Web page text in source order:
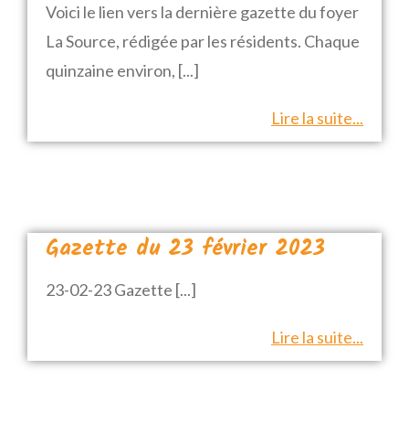
Voici le lien vers la dernière gazette du foyer
La Source, rédigée par les résidents. Chaque
quinzaine environ, [...]
Lire la suite...
Gazette du 23 février 2023
23-02-23 Gazette [...]
Lire la suite...